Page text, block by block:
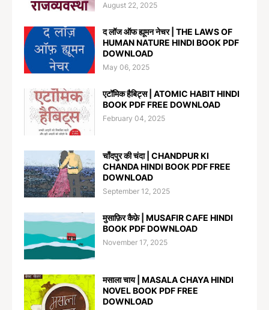
August 22, 2025
द लॉज ऑफ ह्यूमन नेचर | THE LAWS OF
HUMAN NATURE HINDI BOOK PDF
DOWNLOAD
May 06, 2025
एटॉमिक हैबिट्स | ATOMIC HABIT HINDI
BOOK PDF FREE DOWNLOAD
February 04, 2025
चाँदपुर की चंदा | CHANDPUR KI
CHANDA HINDI BOOK PDF FREE
DOWNLOAD
September 12, 2025
मुसाफ़िर कैफ़े | MUSAFIR CAFE HINDI
BOOK PDF DOWNLOAD
November 17, 2025
मसाला चाय | MASALA CHAYA HINDI
NOVEL BOOK PDF FREE
DOWNLOAD